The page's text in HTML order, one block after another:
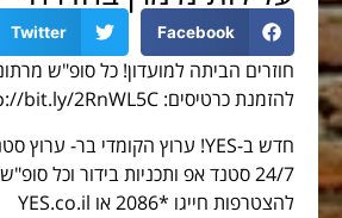
Facebook
Twitter
חוזרים הביתה למועדון! כל סופ"ש
להזמנת כרטיסים: http://bit.ly/2RnWL5C
חדש ב-YES! ערוץ הקומדי בר- ערוץ סטנד אפ ישראלי | אפיק 39 בשלט
24/7 סטנד אפ ותכניות בידור וכל סופ"ש שידור חי!
להצטרפות חייגו *2086 או YES.co.il